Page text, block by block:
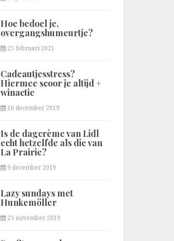
Hoe bedoel je,
overgangshumeurtje?
25 februari 2021
Cadeautjesstress?
Hiermee scoor je altijd +
winactie
16 december 2019
Is de dagcrème van Lidl
echt hetzelfde als die van
La Prairie?
9 december 2019
Lazy sundays met
Hunkemöller
25 november 2019